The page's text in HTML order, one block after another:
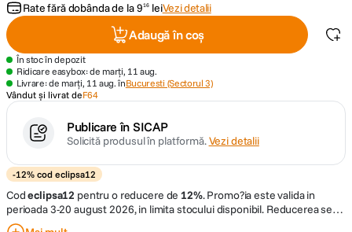
9. insta 360
10. godox
Rate fără dobânda de la916 leiVezi detalii
Adaugă în coș
În stoc în depozit
Ridicare easybox: de marți, 11 aug.
Livrare: de marți, 11 aug. înBucuresti (Sectorul 3)
Vândut și livrat deF64
Publicare în SICAP
Solicită produsul în platformă.Vezi detalii
-12% cod eclipsa12
Codeclipsa12 pentru o reducere de 12%.Promo?ia este valida in
perioada 3-20 august 2026, in limita stocului disponibil. Reducerea se
aplica exclusiv produselor marcate cu "